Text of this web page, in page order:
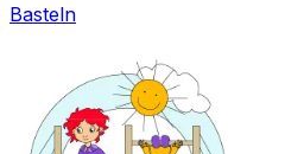
Basteln